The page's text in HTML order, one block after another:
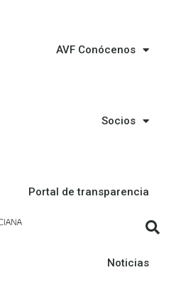
AVF Conócenos
Socios
Portal de transparencia
Noticias